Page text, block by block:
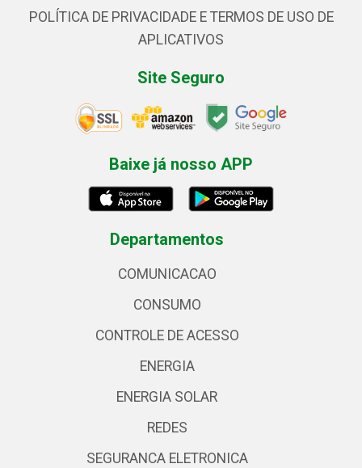
POLÍTICA DE PRIVACIDADE E TERMOS DE USO DE
APLICATIVOS
Site Seguro
Baixe já nosso APP
Departamentos
COMUNICACAO
CONSUMO
CONTROLE DE ACESSO
ENERGIA
ENERGIA SOLAR
REDES
SEGURANCA ELETRONICA